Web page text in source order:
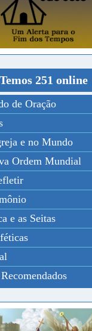
Temos 251 online
de Oração
e no Mundo
Ordem Mundial
e as Seitas